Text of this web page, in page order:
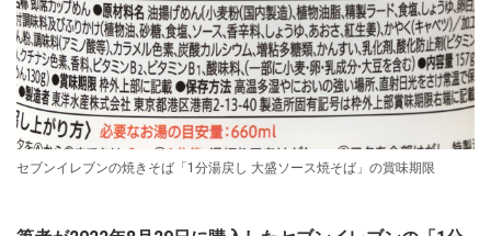
セブンイレブンの焼きそば「1分湯戻し 大盛ソース焼そば」の賞味期限